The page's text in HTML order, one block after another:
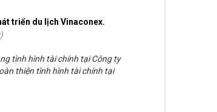
triển du lịch Vinaconex.
)
tình hình tài chính tại Công ty
thiện tình hình tài chính tại